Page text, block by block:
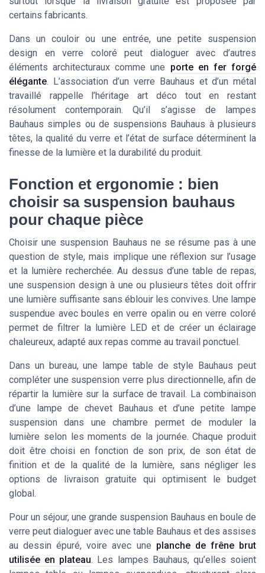
certains fabricants.
Dans un couloir ou une entrée, une petite suspension
design en verre coloré peut dialoguer avec d’autres
éléments architecturaux comme une porte en fer forgé
élégante. L’association d’un verre Bauhaus et d’un métal
travaillé rappelle l’héritage art déco tout en restant
résolument contemporain. Qu’il s’agisse de lampes
Bauhaus simples ou de suspensions Bauhaus à plusieurs
têtes, la qualité du verre et l’état de surface déterminent la
finesse de la lumière et la durabilité du produit.
Fonction et ergonomie : bien
choisir sa suspension bauhaus
pour chaque pièce
Choisir une suspension Bauhaus ne se résume pas à une
question de style, mais implique une réflexion sur l’usage
et la lumière recherchée. Au dessus d’une table de repas,
une suspension design à une ou plusieurs têtes doit offrir
une lumière suffisante sans éblouir les convives. Une lampe
suspendue avec boules en verre opalin ou en verre coloré
permet de filtrer la lumière LED et de créer un éclairage
chaleureux, adapté aux repas comme au travail ponctuel.
Dans un bureau, une lampe table de style Bauhaus peut
compléter une suspension verre plus directionnelle, afin de
répartir la lumière sur la surface de travail. La combinaison
d’une lampe de chevet Bauhaus et d’une petite lampe
suspension dans une chambre permet de moduler la
lumière selon les moments de la journée. Chaque produit
doit être choisi en fonction de son prix, de son état de
finition et de la qualité de la lumière, sans négliger les
options de livraison gratuite qui optimisent le budget
global.
Pour un séjour, une grande suspension Bauhaus en boule de
verre peut dialoguer avec une table Bauhaus et des assises
au dessin épuré, voire avec une planche de frêne brut
utilisée en plateau. Les lampes Bauhaus, qu’elles soient